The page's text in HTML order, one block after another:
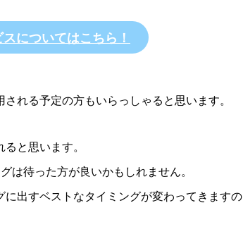
についてはこちら！
れる予定の方もいらっしゃると思います。
と思います。
は待った方が良いかもしれません。
出すベストなタイミングが変わってきますの